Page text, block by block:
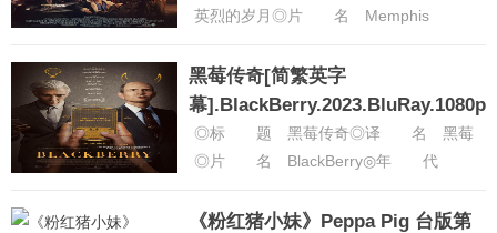
英烈的岁月◎片 名 Memphis
国 / 日本 / 美国...... [详细]
黑莓传奇[简繁英字
幕
高清
◎标 题 黑莓传奇◎译 名 黑莓
◎片 名 BlackBerry◎年 代
剧情 / 喜剧 / 传...... [详细]
《粉红猪小妹》Peppa Pig 台版第